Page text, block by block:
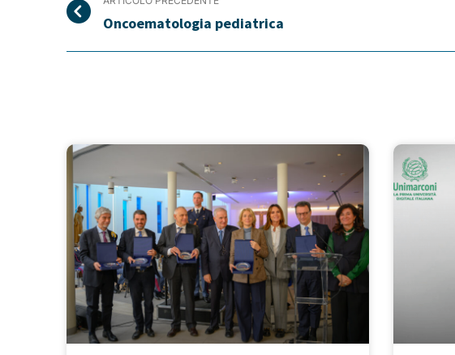
Oncoematologia pediatrica